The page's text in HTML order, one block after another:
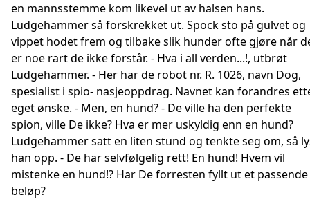
en mannsstemme kom likevel ut av halsen hans.
Ludgehammer så forskrekket ut. Spock sto på gulvet og
vippet hodet frem og tilbake slik hunder ofte gjøre når
er noe rart de ikke forstår. - Hva i all verden...!, utbrøt
Ludgehammer. - Her har de robot nr. R. 1026, navn Dog,
spesialist i spio- nasjeoppdrag. Navnet kan forandres
eget ønske. - Men, en hund? - De ville ha den perfekte
spion, ville De ikke? Hva er mer uskyldig enn en hund?
Ludgehammer satt en liten stund og tenkte seg om, så
han opp. - De har selvfølgelig rett! En hund! Hvem vil
mistenke en hund!? Har De forresten fyllt ut et passende
beløp?